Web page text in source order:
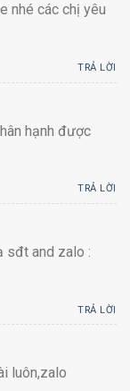
nhé các chị yêu
TRẢ LỜI
hạnh được
TRẢ LỜI
sđt and zalo :
TRẢ LỜI
luôn,zalo